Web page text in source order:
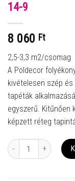
14-9
8 060 Ft
2,5-3,3 m2/csomag
A Poldecor
kivételesen szép
tapéták
egyszerű. Kitűnően
képzett réteg
Mennyiség